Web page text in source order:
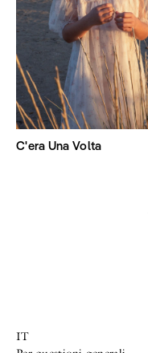
C'era Una Volta
IT